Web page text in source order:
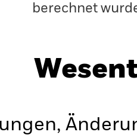
berechnet